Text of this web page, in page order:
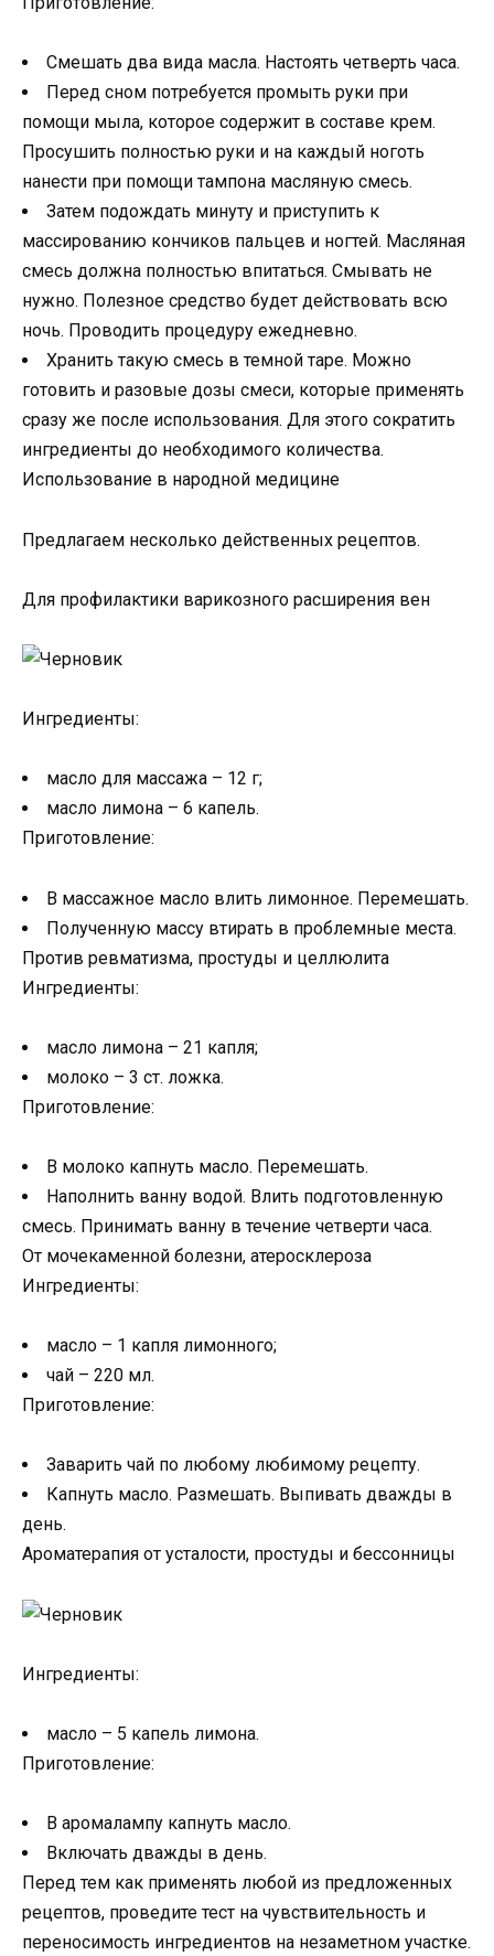
Смешать два вида масла. Настоять четверть часа.
Перед сном потребуется промыть руки при
помощи мыла, которое содержит в составе крем.
Просушить полностью руки и на каждый ноготь
нанести при помощи тампона масляную смесь.
Затем подождать минуту и приступить к
массированию кончиков пальцев и ногтей. Масляная
смесь должна полностью впитаться. Смывать не
нужно. Полезное средство будет действовать всю
ночь. Проводить процедуру ежедневно.
Хранить такую смесь в темной таре. Можно
готовить и разовые дозы смеси, которые применять
сразу же после использования. Для этого сократить
ингредиенты до необходимого количества.
Использование в народной медицине
Предлагаем несколько действенных рецептов.
Для профилактики варикозного расширения вен
Ингредиенты:
масло для массажа – 12 г;
масло лимона – 6 капель.
Приготовление:
В массажное масло влить лимонное. Перемешать.
Полученную массу втирать в проблемные места.
Против ревматизма, простуды и целлюлита
Ингредиенты:
масло лимона – 21 капля;
молоко – 3 ст. ложка.
Приготовление:
В молоко капнуть масло. Перемешать.
Наполнить ванну водой. Влить подготовленную
смесь. Принимать ванну в течение четверти часа.
От мочекаменной болезни, атеросклероза
Ингредиенты:
масло – 1 капля лимонного;
чай – 220 мл.
Приготовление:
Заварить чай по любому любимому рецепту.
Капнуть масло. Размешать. Выпивать дважды в
день.
Ароматерапия от усталости, простуды и бессонницы
Ингредиенты:
масло – 5 капель лимона.
Приготовление:
В аромалампу капнуть масло.
Включать дважды в день.
Перед тем как применять любой из предложенных
рецептов, проведите тест на чувствительность и
переносимость ингредиентов на незаметном участке.